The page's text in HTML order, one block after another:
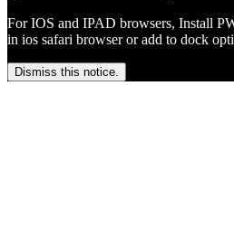
For IOS and IPAD browsers, Install
in ios safari browser or add to dock
Dismiss this notice.